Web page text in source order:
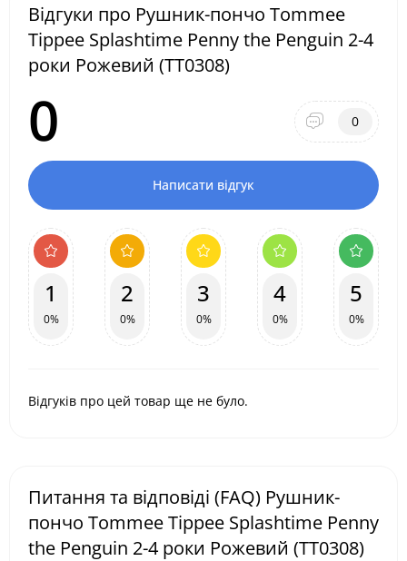
Відгуки про Рушник-пончо Tommee
Tippee Splashtime Penny the Penguin 2-4
роки Рожевий (TT0308)
0 0
Написати відгук
1
0%
2
0%
3
0%
4
0%
5
0%
Відгуків про цей товар ще не було.
Питання та відповіді (FAQ) Рушник-
пончо Tommee Tippee Splashtime Penny
the Penguin 2-4 роки Рожевий (TT0308)